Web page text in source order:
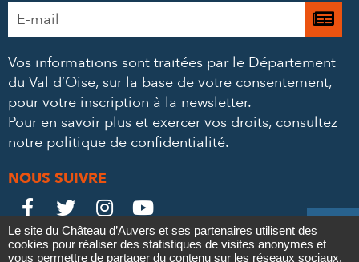
Contact
Adresse
e-
*
Je
à
Vos informations sont traitées par le Département
du Val d’Oise, sur la base de votre consentement,
pour votre inscription à la newsletter.
Pour en savoir plus et exercer vos droits, consultez
notre politique de confidentialité.
NOUS SUIVRE
Le
Château

Le
Château

Le
Château

Le
Château

Mentions légales Politique de confidentialité Crédits
Le site du Château d’Auvers et ses partenaires utilisent des
cookies pour réaliser des statistiques de visites anonymes et
vous permettre de partager du contenu sur les réseaux sociaux.